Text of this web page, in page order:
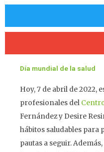
Día mundial de la salud
Hoy, 7 de abril de 2022,
profesionales del
Fernández y Desire
hábitos saludables para
pautas a seguir.